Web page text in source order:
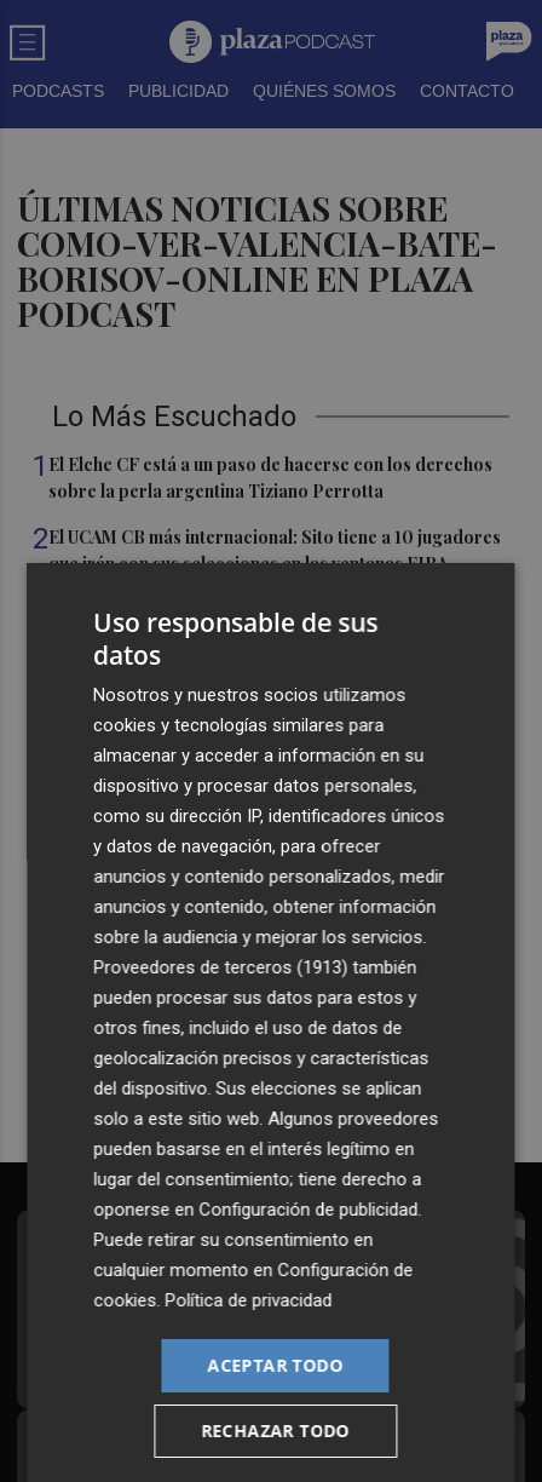
PODCASTS PUBLICIDAD QUIÉNES SOMOS CONTACTO
ÚLTIMAS NOTICIAS SOBRE
COMO-VER-VALENCIA-BATE-
BORISOV-ONLINE EN PLAZA
PODCAST
Lo Más Escuchado
1 El Elche CF está a un paso de hacerse con los derechos
sobre la perla argentina Tiziano Perrotta
2El UCAM CB más internacional: Sito tiene a 10 jugadores
que irán con sus selecciones en las ventanas FIBA
La Región de Murcia es la cuarta provincia que más
exporta a África: Marruecos, el primer destino
La Región de Murcia celebra la Semana de la Juventud
con cinco días de actividades
El coste de la vivienda: 1.338 € netos al mes, el salario
mínimo para poder comprar una vivienda en Castellón
Recibe toda la actualidad de
Plaza Podcast en tu correo
Quiero suscribirme
Suscríbete al Boletín
Todos los días a primera hora en tu email
¡Quiero suscribirme!
Síguenos en redes
Uso responsable de sus
datos
Nosotros y nuestros socios utilizamos
cookies y tecnologías similares para
almacenar y acceder a información en su
dispositivo y procesar datos personales,
como su dirección IP, identificadores únicos
y datos de navegación, para ofrecer
anuncios y contenido personalizados, medir
anuncios y contenido, obtener información
sobre la audiencia y mejorar los servicios.
Proveedores de terceros (1913) también
pueden procesar sus datos para estos y
otros fines, incluido el uso de datos de
geolocalización precisos y características
del dispositivo. Sus elecciones se aplican
solo a este sitio web. Algunos proveedores
pueden basarse en el interés legítimo en
lugar del consentimiento; tiene derecho a
oponerse enConfiguración de publicidad
Puede retirar su consentimiento en
cualquier momento enConfiguración de
cookies .Política de privacidad
ACEPTAR TODO
RECHAZAR TODO